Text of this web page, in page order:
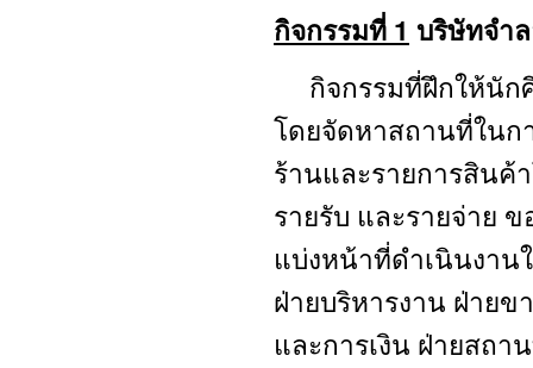
กิจกรรมที่ 1 บริษัทจำ
กิจกรรมที่ฝึกให้นัก
โดยจัดหาสถานที่ในก
ร้านและรายการสินค้
รายรับ และรายจ่าย
แบ่งหน้าที่ดำเนินงาน
ฝ่ายบริหารงาน ฝ่าย
และการเงิน ฝ่ายสถ